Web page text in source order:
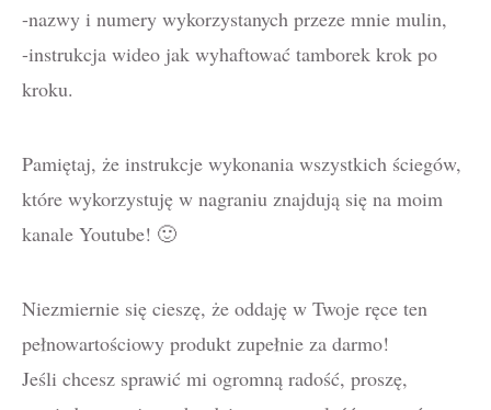
-nazwy i numery wykorzystanych przeze mnie mulin,
-instrukcja wideo jak wyhaftować tamborek krok po
kroku.
Pamiętaj, że instrukcje wykonania wszystkich ściegów,
które wykorzystuję w nagraniu znajdują się na moim
kanale Youtube! 🙂
Niezmiernie się cieszę, że oddaję w Twoje ręce ten
pełnowartościowy produkt zupełnie za darmo!
Jeśli chcesz sprawić mi ogromną radość, proszę,